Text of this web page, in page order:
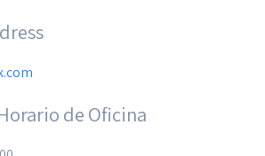
de Oficina